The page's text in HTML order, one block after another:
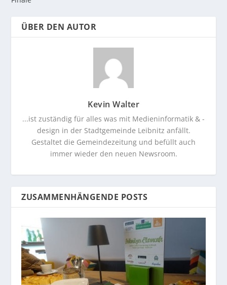
ÜBER DEN AUTOR
Kevin Walter
...ist zuständig für alles was mit Medieninformatik & -
design in der Stadtgemeinde Leibnitz anfällt.
Gestaltet die Gemeindezeitung und befüllt auch
immer wieder den neuen Newsroom.
ZUSAMMENHÄNGENDE POSTS